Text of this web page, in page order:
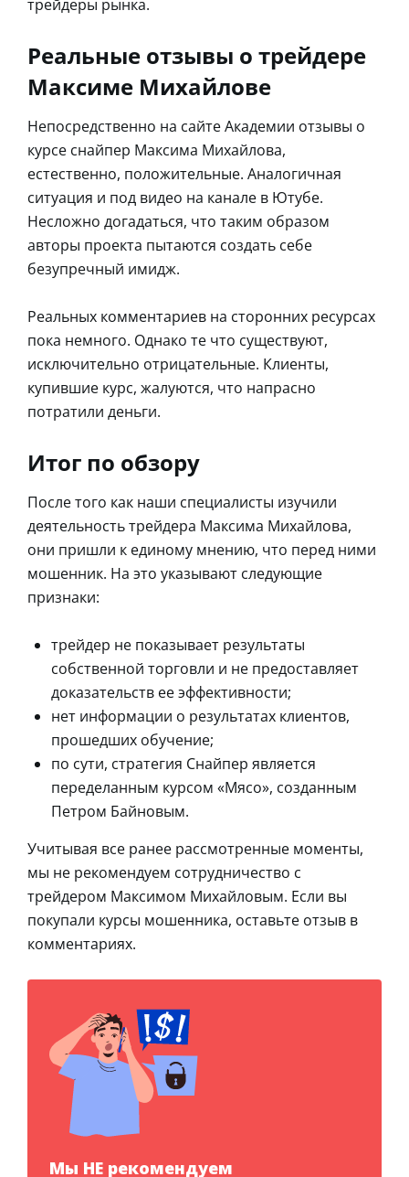
трейдеры рынка.
Реальные отзывы о трейдере
Максиме Михайлове
Непосредственно на сайте Академии отзывы о
курсе снайпер Максима Михайлова,
естественно, положительные. Аналогичная
ситуация и под видео на канале в Ютубе.
Несложно догадаться, что таким образом
авторы проекта пытаются создать себе
безупречный имидж.
Реальных комментариев на сторонних ресурсах
пока немного. Однако те что существуют,
исключительно отрицательные. Клиенты,
купившие курс, жалуются, что напрасно
потратили деньги.
Итог по обзору
После того как наши специалисты изучили
деятельность трейдера Максима Михайлова,
они пришли к единому мнению, что перед ними
мошенник. На это указывают следующие
признаки:
трейдер не показывает результаты
собственной торговли и не предоставляет
доказательств ее эффективности;
нет информации о результатах клиентов,
прошедших обучение;
по сути, стратегия Снайпер является
переделанным курсом «Мясо», созданным
Петром Байновым.
Учитывая все ранее рассмотренные моменты,
мы не рекомендуем сотрудничество с
трейдером Максимом Михайловым. Если вы
покупали курсы мошенника, оставьте отзыв в
комментариях.
Мы НЕ рекомендуем